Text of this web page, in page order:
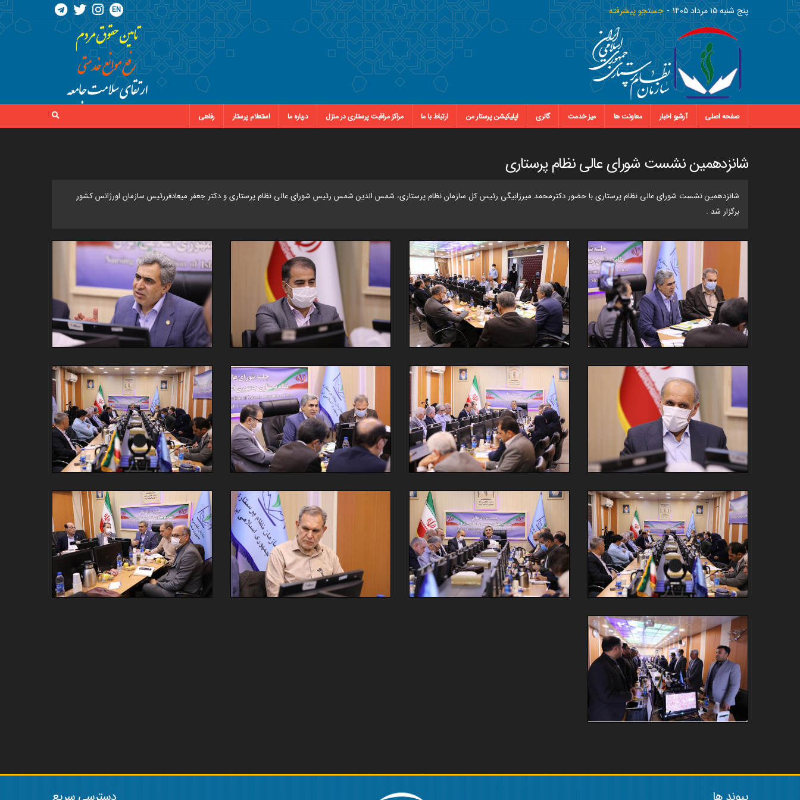
پنج شنبه ١٥ مرداد ١٤٠٥ جستجو پیشرفته EN
صفحه اصلی آرشیو اخبار معاونت ها میز خدمت گالری اپلیکیشن پرستار من ارتباط با ما مراکز مراقبت پرستاری در منزل درباره ما استعلام پرستار رفاهی
شانزدهمین نشست شورای عالی نظام پرستاری
شانزدهمین نشست شورای عالی نظام پرستاری با حضور دکترمحمد میرزابیگی رئیس کل سازمان نظام پرستاری، شمس الدین شمس رئیس شورای عالی نظام پرستاری و دکتر جعفر میعادفررئیس سازمان اورژانس کشور
برگزار شد .